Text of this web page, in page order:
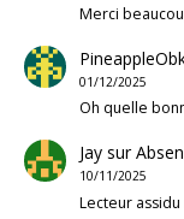
Merci
01/12/2025
Oh quelle
Jaysur
10/11/2025
Lecteur